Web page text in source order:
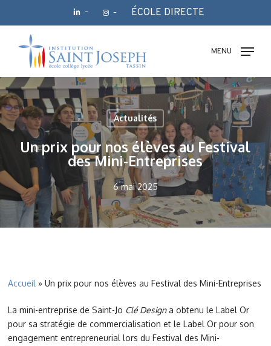
content
– – ÉCOLE DIRECTE
MENU
Actualités
Un prix pour nos élèves au Festival
des Mini-Entreprises
6 mai 2025
Accueil »Un prix pour nos élèves au Festival des Mini-Entreprises
La mini-entreprise de Saint-Jo Clé Designa obtenu le Label Or
pour sa stratégie de commercialisation et le Label Or pour son
engagement entrepreneurial lors du Festival des Mini-
le